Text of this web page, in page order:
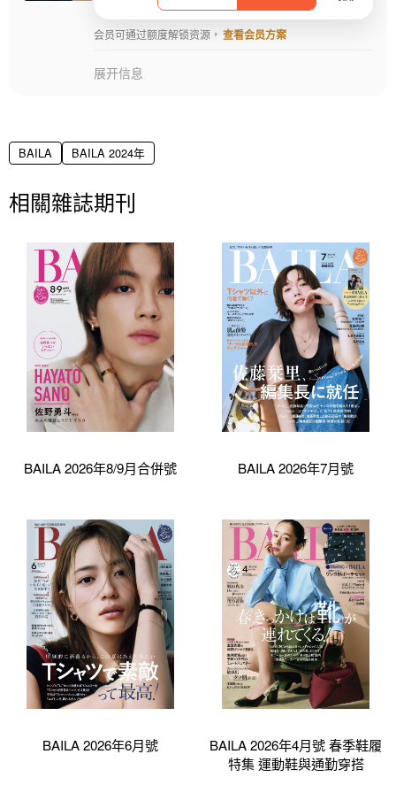
会员可通过额度解锁资源， 查看会员方案
展开信息
BAILA BAILA 2024年
相關雜誌期刊
BAILA 2026年8/9月合併號 BAILA 2026年7月號
BAILA 2026年6月號
BAILA 2026年4月號 春季鞋履
特集 運動鞋與通勤穿搭